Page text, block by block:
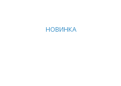
НОВИНКА